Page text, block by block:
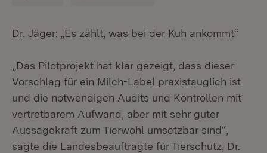
Dr. Jäger: „Es zählt, was bei der Kuh ankommt“
„Das Pilotprojekt hat klar gezeigt, dass dieser
Vorschlag für ein Milch-Label praxistauglich ist
und die notwendigen Audits und Kontrollen mit
vertretbarem Aufwand, aber mit sehr guter
Aussagekraft zum Tierwohl umsetzbar sind“,
sagte die Landesbeauftragte für Tierschutz, Dr.